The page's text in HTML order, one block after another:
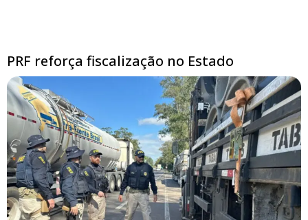
PRF reforça fiscalização no Estado